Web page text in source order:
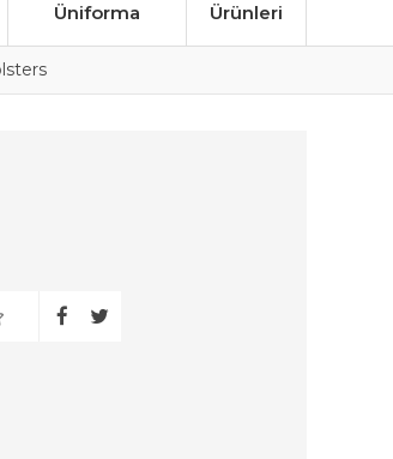
Üniforma
Ürünleri